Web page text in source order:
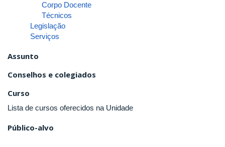
Corpo Docente
Técnicos
Legislação
Serviços
Assunto
Conselhos e colegiados
Curso
Lista de cursos oferecidos na Unidade
Público-alvo